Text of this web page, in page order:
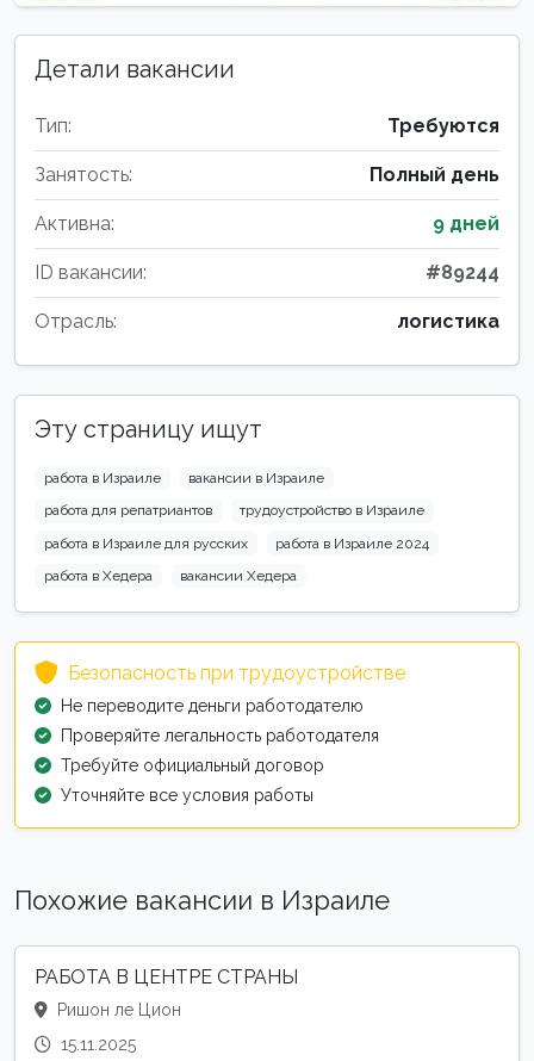
Детали вакансии
Тип: Требуются
Занятость: Полный день
Активна: 9 дней
ID вакансии: #89244
Отрасль: логистика
Эту страницу ищут
работа в Израиле
вакансии в Израиле
работа для репатриантов
трудоустройство в Израиле
работа в Израиле для русских
работа в Израиле 2024
работа в Хедера
вакансии Хедера
Безопасность при трудоустройстве
Не переводите деньги работодателю
Проверяйте легальность работодателя
Требуйте официальный договор
Уточняйте все условия работы
Похожие вакансии в Израиле
РАБОТА В ЦЕНТРЕ СТРАНЫ
Ришон ле Цион
15.11.2025